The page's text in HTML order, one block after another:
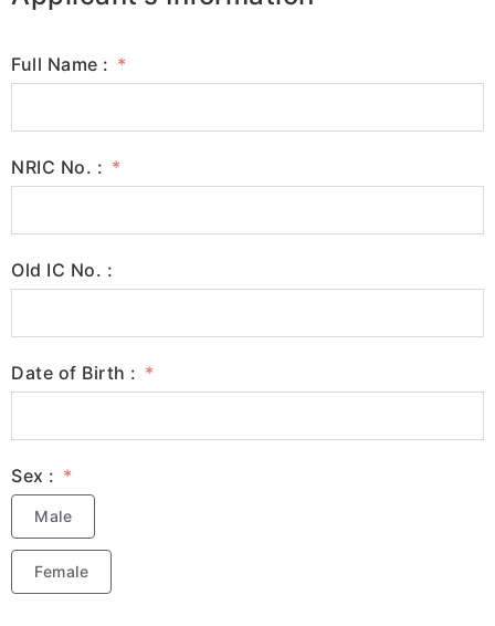
Full Name :
NRIC No. :
Old IC No. :
Date of Birth :
Sex :
Male
Female